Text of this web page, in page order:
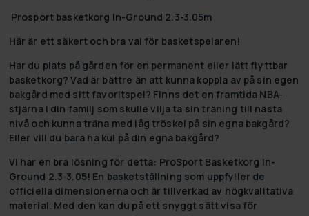
Prosport basketkorg In-Ground 2.3-3.05m
Här är ett säkert och bra val för basketspelaren!
Har du plats på gården för en permanent eller lätt flyttbar
basketkorg? Vad är bättre än att kunna koppla av på sin egen
bakgård med sitt favoritspel? Finns det en framtida NBA-
stjärna i din familj som skulle vilja ta sin träning till nästa
nivå och kunna träna med låg tröskel på sin egna bakgård?
Eller vill du bara ha kul på din egna bakgård?
Vi har en bra lösning för detta: ProSport Basketkorg In-
Ground 2.3-3.05! En basketställning som uppfyller de
officiella dimensionerna och är tillverkad av högkvalitativa
material. Med den kan du på ett snyggt sätt visa för